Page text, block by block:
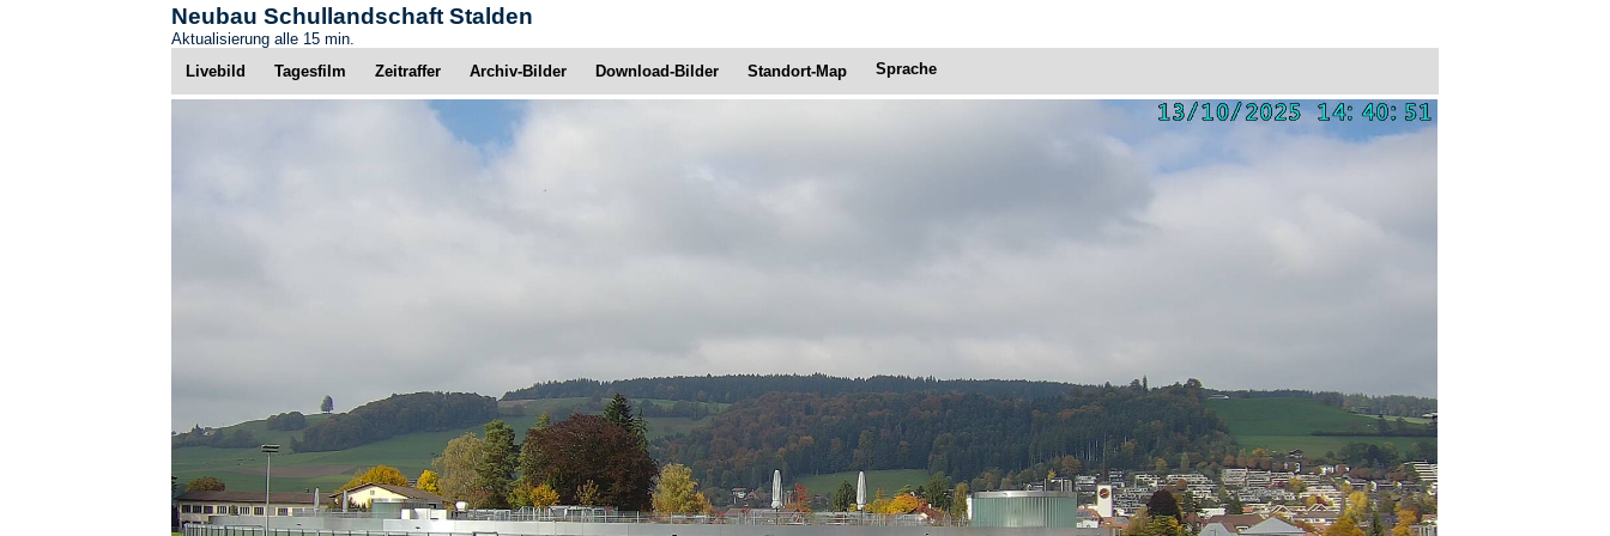
Neubau Schullandschaft Stalden
Aktualisierung alle 15 min.
Livebild
Tagesfilm Zeitraffer Archiv-Bilder Download-Bilder Standort-Map Sprache